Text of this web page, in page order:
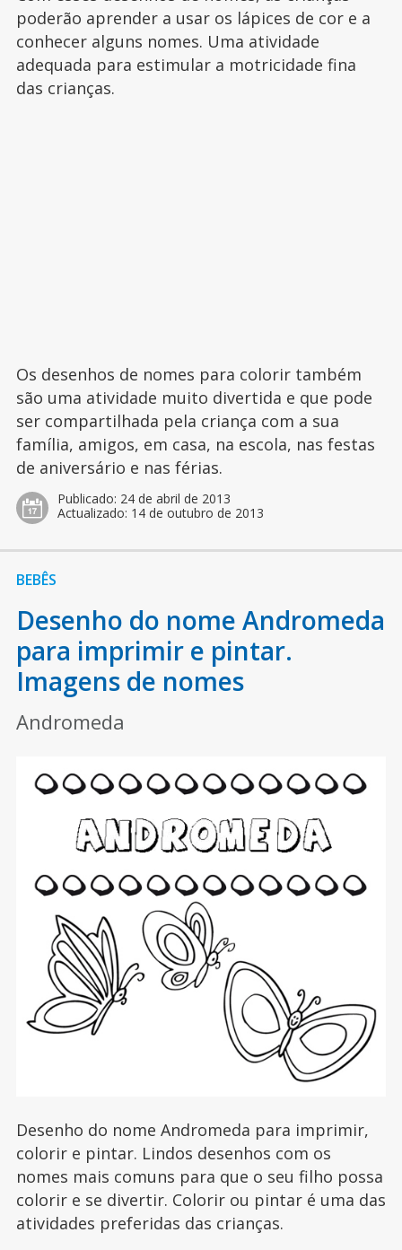
poderão aprender a usar os lápices de cor e a
conhecer alguns nomes. Uma atividade
adequada para estimular a motricidade fina
das crianças.
Os desenhos de nomes para colorir também
são uma atividade muito divertida e que pode
ser compartilhada pela criança com a sua
família, amigos, em casa, na escola, nas festas
de aniversário e nas férias.
Publicado: 24 de abril de 2013
Actualizado: 14 de outubro de 2013
BEBÊS
Desenho do nome Andromeda
para imprimir e pintar.
Imagens de nomes
Andromeda
Desenho do nome Andromeda para imprimir,
colorir e pintar. Lindos desenhos com os
nomes mais comuns para que o seu filho possa
colorir e se divertir. Colorir ou pintar é uma das
atividades preferidas das crianças.